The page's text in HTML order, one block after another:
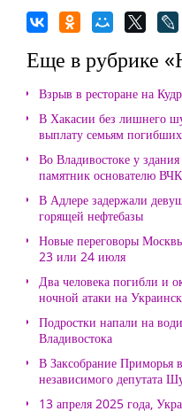
Еще в рубрике
Взрыв в ресторане на
В Хакасии без лишнего
выплату семьям
Во Владивостоке у
памятник основателю
В Адлере задержали
горящей нефтебазы
Новые переговоры
23 или 24 июля
Два человека погибли и
ночной атаки на
Подростки напали на
Владивостока
В Заксобрание Приморья
независимого депутата
13 апреля 2025 года,